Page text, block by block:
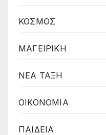
ΚΟΣΜΟΣ
ΜΑΓΕΙΡΙΚΗ
ΝΕΑ ΤΑΞΗ
ΟΙΚΟΝΟΜΙΑ
ΠΑΙΔΕΙΑ